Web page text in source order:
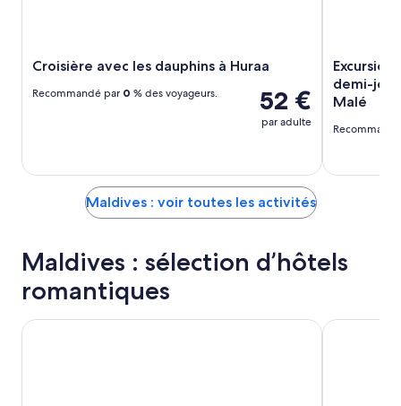
Croisière avec les dauphins à Huraa
52 €
par adulte
Recommandé par 0 % des voyageurs.
demi-
Malé
Maldives : voir toutes les activités
Maldives : sélection d’hôtels
romantiques
Hard Rock Hotel Maldives - FREE shared speedboat for
Marukab